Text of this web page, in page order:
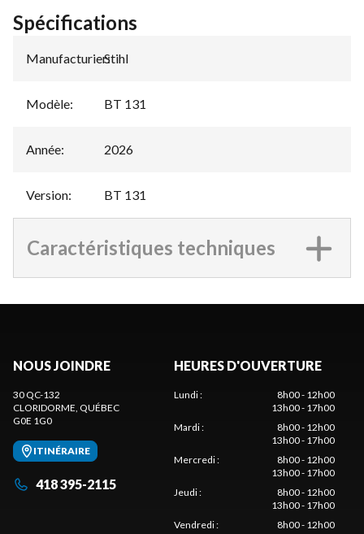
Spécifications
Manufacturier:
Stihl
Modèle: BT 131
Année: 2026
Version: BT 131
Caractéristiques techniques
NOUS JOINDRE
30 QC-132
CLORIDORME, QUÉBEC
G0E 1G0
ITINÉRAIRE
418 395-2115
HEURES D'OUVERTURE
Lundi:
8h00 - 12h00
13h00 - 17h00
Mardi:
8h00 - 12h00
13h00 - 17h00
Mercredi:
8h00 - 12h00
13h00 - 17h00
Jeudi:
8h00 - 12h00
13h00 - 17h00
Vendredi:
8h00 - 12h00